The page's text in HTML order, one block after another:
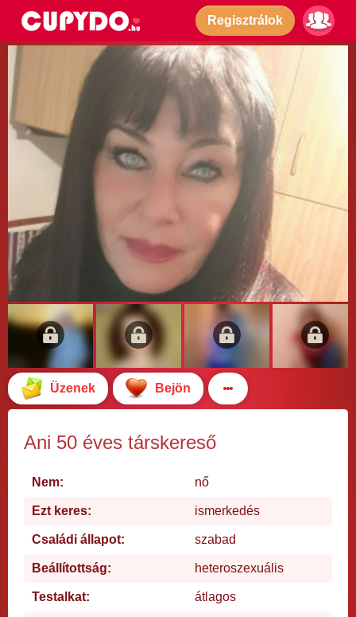
Regisztrálok
Üzenek Bejön
Ani 50 éves társkereső
Nem: nő
Ezt keres: ismerkedés
Családi állapot: szabad
Beállítottság: heteroszexuális
Testalkat: átlagos